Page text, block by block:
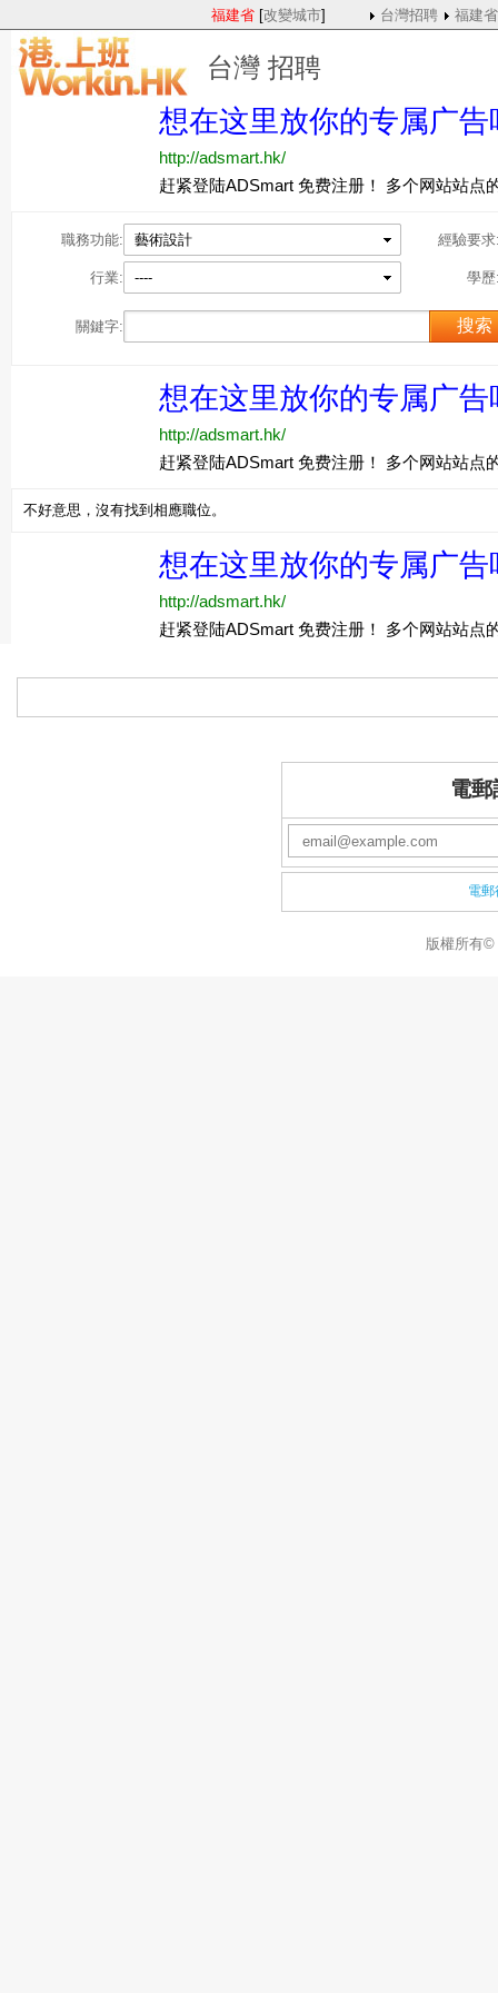
福建省 [改變城市] 台灣招聘 福建
台灣 招聘
職務功能: 藝術設計 經驗要
行業: ---- 學
關鍵字:
不好意思，沒有找到相應職位。
電
電郵
版權所有©